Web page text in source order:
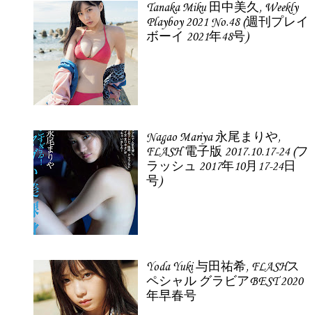
Tanaka Miku 田中美久, Weekly
Playboy 2021 No.48 (週刊プレイ
ボーイ 2021年48号)
Nagao Mariya 永尾まりや,
FLASH 電子版 2017.10.17-24 (フ
ラッシュ 2017年10月17-24日
号)
Yoda Yuki 与田祐希, FLASHス
ペシャル グラビアBEST 2020
年早春号